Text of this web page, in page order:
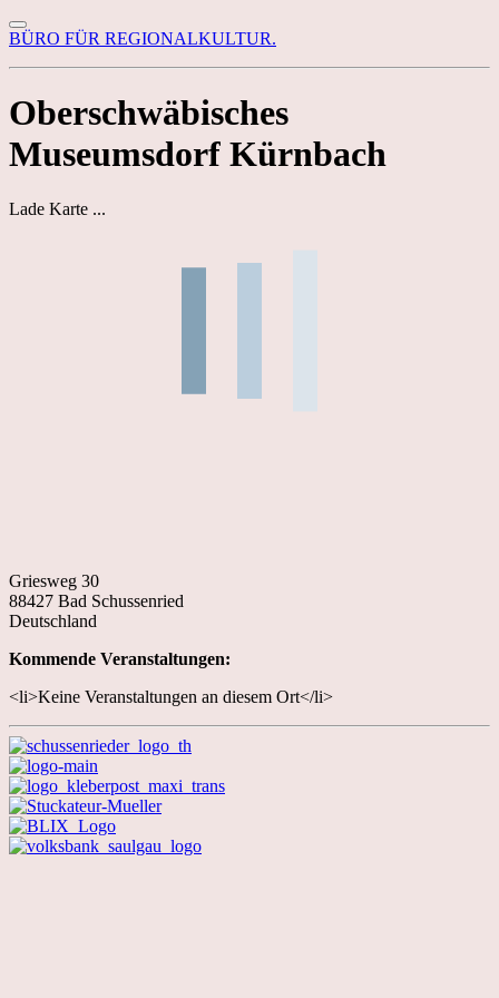
BÜRO FÜR REGIONALKULTUR.
Oberschwäbisches
Museumsdorf Kürnbach
Lade Karte ...
Griesweg 30
88427 Bad Schussenried
Deutschland
Kommende Veranstaltungen:
<li>Keine Veranstaltungen an diesem Ort</li>